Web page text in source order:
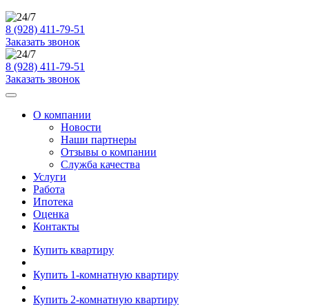
8 (928) 411-79-51
Заказать звонок
8 (928) 411-79-51
Заказать звонок
О компании
Новости
Наши партнеры
Отзывы о компании
Служба качества
Услуги
Работа
Ипотека
Оценка
Контакты
Купить квартиру
Купить 1-комнатную квартиру
Купить 2-комнатную квартиру